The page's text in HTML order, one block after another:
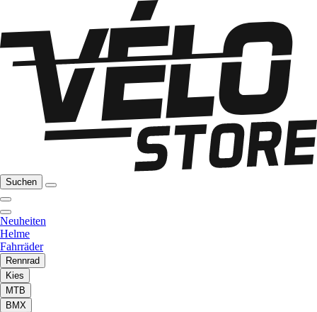
Suchen
Neuheiten
Helme
Fahrräder
Rennrad
Kies
MTB
BMX